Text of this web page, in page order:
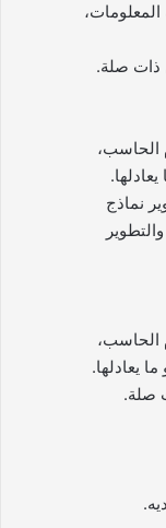
الحاسب،
نماذج
الحاسب،
يعادلها.
صلة.